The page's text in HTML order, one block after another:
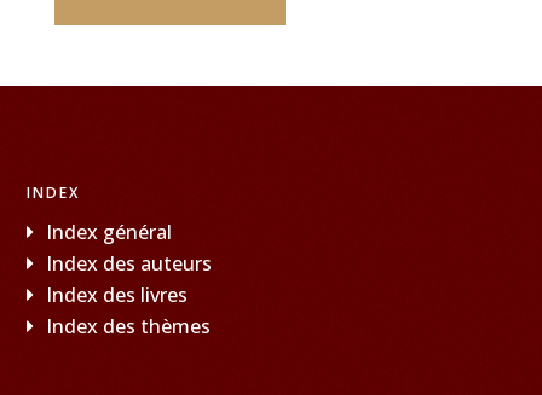
INDEX
Index général
Index des auteurs
Index des livres
Index des thèmes